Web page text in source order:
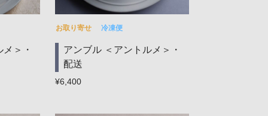
＞・
お取り寄せ 冷凍便
アンブル ＜アントルメ＞・
配送
¥6,400